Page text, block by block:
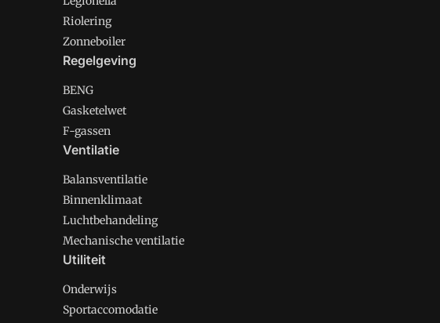
Riolering
Zonneboiler
Regelgeving
BENG
Gasketelwet
F-gassen
Ventilatie
Balansventilatie
Binnenklimaat
Luchtbehandeling
Mechanische ventilatie
Utiliteit
Onderwijs
Sportaccomodatie